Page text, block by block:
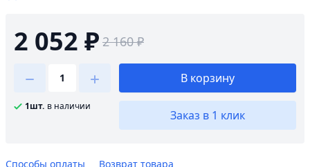
2 052 ₽ 2 160 ₽
1шт. в наличии
В корзину
Заказ в 1 клик
Способы оплаты Возврат товара